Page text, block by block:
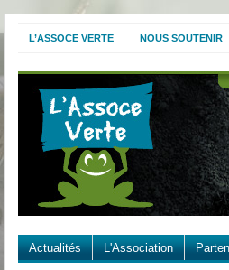
L’ASSOCE VERTE NOUS SOUTENIR
Actualités L'Association